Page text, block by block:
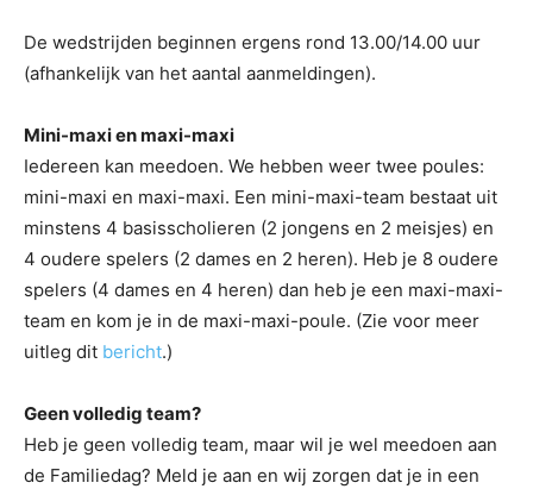
De wedstrijden beginnen ergens rond 13.00/14.00 uur
(afhankelijk van het aantal aanmeldingen).
Mini-maxi en maxi-maxi
Iedereen kan meedoen. We hebben weer twee poules:
mini-maxi en maxi-maxi. Een mini-maxi-team bestaat uit
minstens 4 basisscholieren (2 jongens en 2 meisjes) en
4 oudere spelers (2 dames en 2 heren). Heb je 8 oudere
spelers (4 dames en 4 heren) dan heb je een maxi-maxi-
team en kom je in de maxi-maxi-poule. (Zie voor meer
uitleg dit bericht.)
Geen volledig team?
Heb je geen volledig team, maar wil je wel meedoen aan
de Familiedag? Meld je aan en wij zorgen dat je in een